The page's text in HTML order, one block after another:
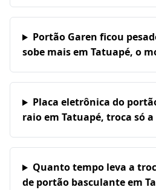
Portão Garen ficou
sobe mais em Tatuapé, o
Placa eletrônica do
raio em Tatuapé, troca só a
Quanto tempo leva a
de portão basculante em